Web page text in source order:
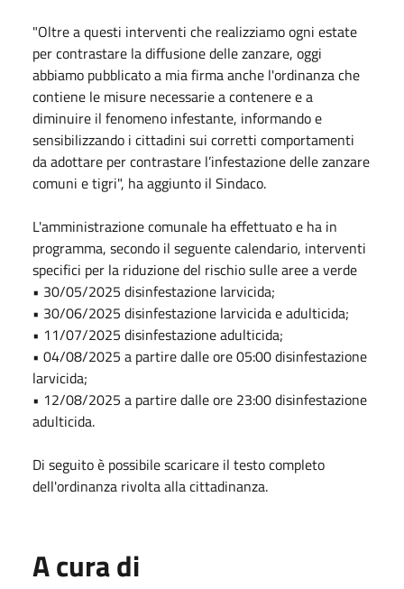
"Oltre a questi interventi che realizziamo ogni estate
per contrastare la diffusione delle zanzare, oggi
abbiamo pubblicato a mia firma anche l'ordinanza che
contiene le misure necessarie a contenere e a
diminuire il fenomeno infestante, informando e
sensibilizzando i cittadini sui corretti comportamenti
da adottare per contrastare l’infestazione delle zanzare
comuni e tigri", ha aggiunto il Sindaco.
L'amministrazione comunale ha effettuato e ha in
programma, secondo il seguente calendario, interventi
specifici per la riduzione del rischio sulle aree a verde
• 30/05/2025 disinfestazione larvicida;
• 30/06/2025 disinfestazione larvicida e adulticida;
• 11/07/2025 disinfestazione adulticida;
• 04/08/2025 a partire dalle ore 05:00 disinfestazione
larvicida;
• 12/08/2025 a partire dalle ore 23:00 disinfestazione
adulticida.
Di seguito è possibile scaricare il testo completo
dell'ordinanza rivolta alla cittadinanza.
A cura di